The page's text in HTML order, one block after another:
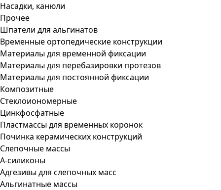
Насадки, канюли
Прочее
Шпатели для альгинатов
Временные ортопедические конструкции
Материалы для временной фиксации
Материалы для перебазировки протезов
Материалы для постоянной фиксации
Композитные
Стеклоиономерные
Цинкфосфатные
Пластмассы для временных коронок
Починка керамических конструкций
Слепочные массы
А-силиконы
Адгезивы для слепочных масс
Альгинатные массы